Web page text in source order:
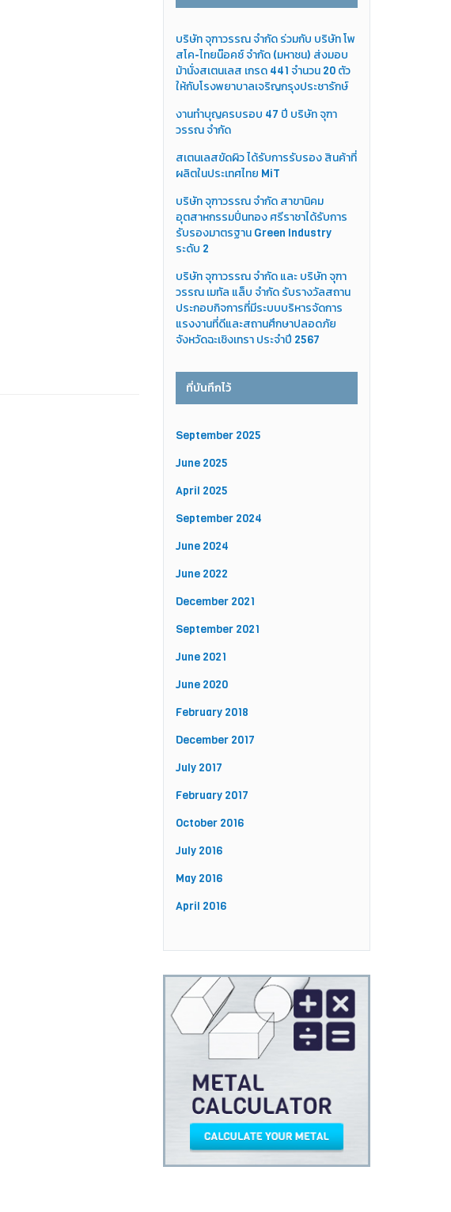
บริษัท จุฑาวรรณ จำกัด ร่วมกับ บริษัท โพ
สโค-ไทยน๊อคซ์ จำกัด (มหาชน) ส่งมอบ
ม้านั่งสเตนเลส เกรด 441 จำนวน 20 ตัว
ให้กับโรงพยาบาลเจริญกรุงประชารักษ์
งานทำบุญครบรอบ 47 ปี บริษัท จุฑา
วรรณ จำกัด
สเตนเลสขัดผิว ได้รับการรับรอง สินค้าที่
ผลิตในประเทศไทย MiT
บริษัท จุฑาวรรณ จำกัด สาขานิคม
อุตสาหกรรมปิ่นทอง ศรีราชาได้รับการ
รับรองมาตรฐาน Green Industry
ระดับ 2
บริษัท จุฑาวรรณ จำกัด และ บริษัท จุฑา
วรรณ เมทัล แล็บ จำกัด รับรางวัลสถาน
ประกอบกิจการที่มีระบบบริหารจัดการ
แรงงานที่ดีและสถานศึกษาปลอดภัย
จังหวัดฉะเชิงเทรา ประจำปี 2567
ที่บันทึกไว้
September 2025
June 2025
April 2025
September 2024
June 2024
June 2022
December 2021
September 2021
June 2021
June 2020
February 2018
December 2017
July 2017
February 2017
October 2016
July 2016
May 2016
April 2016